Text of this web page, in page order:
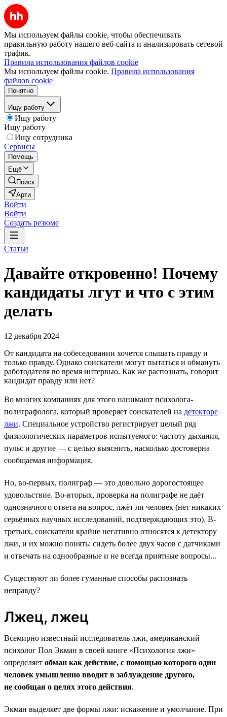
Мы используем файлы cookie, чтобы обеспечивать
правильную работу нашего веб-сайта и анализировать сетевой
трафик.
Правила использования файлов cookie
Мы используем файлы cookie. Правила использования
файлов cookie
Понятно
Ищу работу
Ищу работу
Ищу работу
Ищу сотрудника
Сервисы
Помощь
Ещё
Поиск
Арти
Войти
Войти
Создать резюме
Статьи
Давайте откровенно! Почему
кандидаты лгут и что с этим
делать
12 декабря 2024
От кандидата на собеседовании хочется слышать правду и
только правду. Однако соискатели могут пытаться и обмануть
работодателя во время интервью. Как же распознать, говорит
кандидат правду или нет?
Во многих компаниях для этого нанимают психолога-
полиграфолога, который проверяет соискателей на детекторе
лжи. Специальное устройство регистрирует целый ряд
физиологических параметров испытуемого: частоту дыхания,
пульс и другие — с целью выяснить, насколько достоверна
сообщаемая информация.
Но, во-первых, полиграф — это довольно дорогостоящее
удовольствие. Во-вторых, проверка на полиграфе не даёт
однозначного ответа на вопрос, лжёт ли человек (нет никаких
серьёзных научных исследований, подтверждающих это). В-
третьих, соискатели крайне негативно относятся к детектору
лжи, и их можно понять: сидеть более двух часов с датчиками
и отвечать на однообразные и не всегда приятные вопросы...
Существуют ли более гуманные способы распознать
неправду?
Лжец, лжец
Всемирно известный исследователь лжи, американский
психолог Пол Экман в своей книге «Психология лжи»
определяет обман как действие, с помощью которого один
человек умышленно вводит в заблуждение другого,
не сообщая о целях этого действия.
Экман выделяет две формы лжи: искажение и умолчание. При